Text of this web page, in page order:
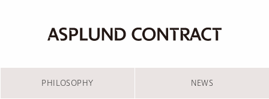
PHILOSOPHY NEWS